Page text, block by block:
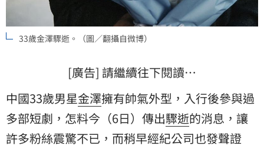
33歲金澤驟逝。（圖／翻攝自微博）
[廣告] 請繼續往下閱讀…
中國33歲男星金澤擁有帥氣外型，入行後參與過
多部短劇，怎料今（6日）傳出驟逝的消息，讓
許多粉絲震驚不已，而稍早經紀公司也發聲證